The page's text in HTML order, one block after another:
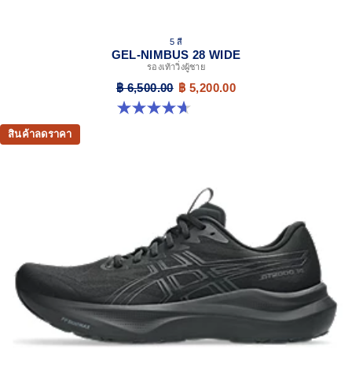
5 สี
GEL-NIMBUS 28 WIDE
รองเท้าวิ่งผู้ชาย
฿ 6,500.00 ฿ 5,200.00
4.7 จาก 5 ดาว 24 รีวิว
สินค้าลดราคา